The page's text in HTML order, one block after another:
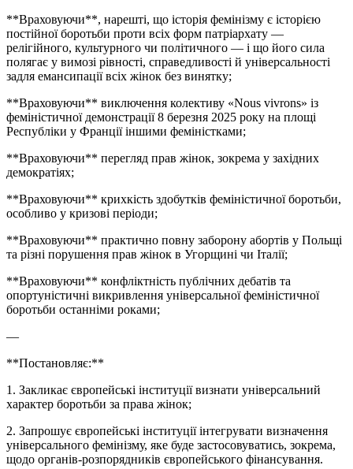
**Враховуючи**, нарешті, що історія фемінізму є історією
постійної боротьби проти всіх форм патріархату —
релігійного, культурного чи політичного — і що його сила
полягає у вимозі рівності, справедливості й універсальності
задля емансипації всіх жінок без винятку;
**Враховуючи** виключення колективу «Nous vivrons» із
феміністичної демонстрації 8 березня 2025 року на площі
Республіки у Франції іншими феміністками;
**Враховуючи** перегляд прав жінок, зокрема у західних
демократіях;
**Враховуючи** крихкість здобутків феміністичної боротьби,
особливо у кризові періоди;
**Враховуючи** практично повну заборону абортів у Польщі
та різні порушення прав жінок в Угорщині чи Італії;
**Враховуючи** конфліктність публічних дебатів та
опортуністичні викривлення універсальної феміністичної
боротьби останніми роками;
—
**Постановляє:**
1. Закликає європейські інституції визнати універсальний
характер боротьби за права жінок;
2. Запрошує європейські інституції інтегрувати визначення
універсального фемінізму, яке буде застосовуватись, зокрема,
щодо органів-розпорядників європейського фінансування.